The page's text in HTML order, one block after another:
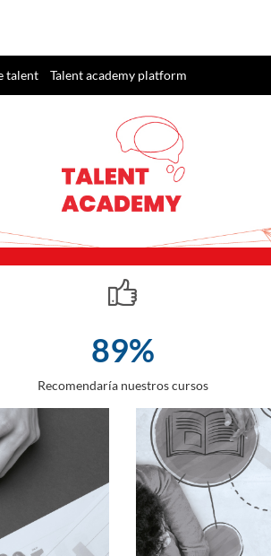
talent Talent academy platform
89%
Recomendaría nuestros cursos